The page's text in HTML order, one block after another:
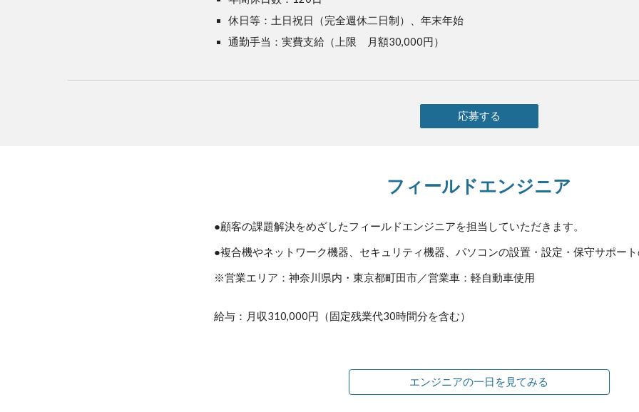
休日等：土日祝日（完全週休二日制）、年末年始
通勤手当：実費支給（上限 月額30,000円）
応募する
フィールドエンジニア
●顧客の課題解決をめざしたフィールドエンジニアを担当していただきます。
●複合機やネットワーク機器、セキュリティ機器、パソコンの設置・設定・保守サポー
※営業エリア：神奈川県内・東京都町田市／営業車：軽自動車使用
給与：月収310,000円（固定残業代30時間分を含む）
エンジニアの一日を見てみる